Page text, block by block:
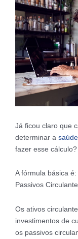
Já ficou claro que
determinar a
fazer esse cálculo?
A fórmula básica
Passivos
Os ativos
investimentos de
os passivos